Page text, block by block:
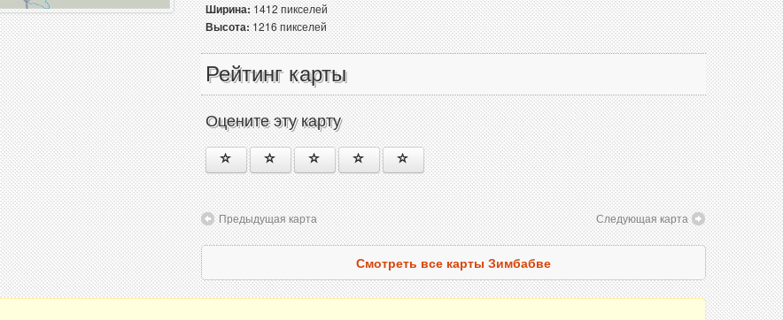
Ширина:1412 пикселей
Высота:1216 пикселей
Рейтинг карты
Оцените эту карту
Предыдущая карта Следующая карта
Смотреть все карты Зимбабве